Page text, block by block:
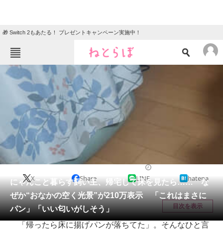
🎁 Switch 2もあたる！ プレゼントキャンペーン実施中！
ねとらぼメニュー
ニュース
クイズ
グルメ 地域
住まい
会員記事
メディア
注目記事を集めた総合ページ
にゃんこと暮らす飼い主、帰宅して床を見たら…… な
ぜか“おなかの空く光景”が210万表示 「これはまさに
パン」「いい匂いがしそう」
X Share LINE hatena
目次を表示
「帰ったら床に揚げパンが落ちてた」。そんなひと言